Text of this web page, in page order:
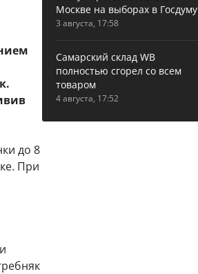
до 8
При
Москве на выборах в Госдуму
3 августа, 17:58
Самарский склад WB
полностью сгорел со всем
товаром
4 августа, 17:52